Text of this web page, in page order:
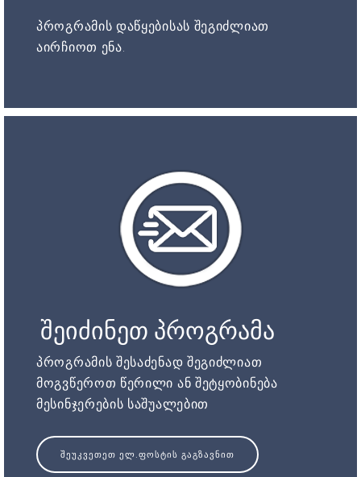
პროგრამის დაწყებისას შეგიძლიათ
აირჩიოთ ენა.
შეიძინეთ პროგრამა
პროგრამის შესაძენად შეგიძლიათ
მოგვწეროთ წერილი ან შეტყობინება
მესინჯერების საშუალებით
ᲨᲔᲣᲙᲕᲔᲗᲔᲗ ᲔᲚ.ᲤᲝᲡᲢᲘᲡ ᲒᲐᲒᲖᲐᲕᲜᲘᲗ